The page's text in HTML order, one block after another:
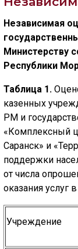
Независимая
Министерству
Республики
Таблица 1.
казенных
РМ и
«Комплексный
Саранск» и
поддержки
от числа
оказания услуг
Учреждение